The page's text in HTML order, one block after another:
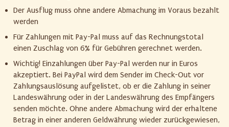
Der Ausflug muss ohne andere Abmachung im Voraus bezahlt
werden
Für Zahlungen mit Pay-Pal muss auf das Rechnungstotal
einen Zuschlag von 6% für Gebühren gerechnet werden.
Wichtig! Einzahlungen über Pay-Pal werden nur in Euros
akzeptiert. Bei PayPal wird dem Sender im Check-Out vor
Zahlungsauslösung aufgelistet, ob er die Zahlung in seiner
Landeswährung oder in der Landeswährung des Empfängers
senden möchte. Ohne andere Abmachung wird der erhaltene
Betrag in einer anderen Geldwährung wieder zurückgewiesen,